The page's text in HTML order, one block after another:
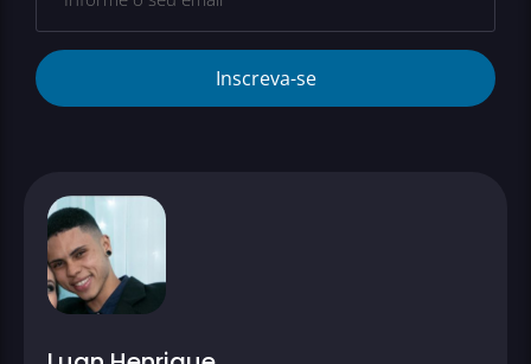
Inscreva-se